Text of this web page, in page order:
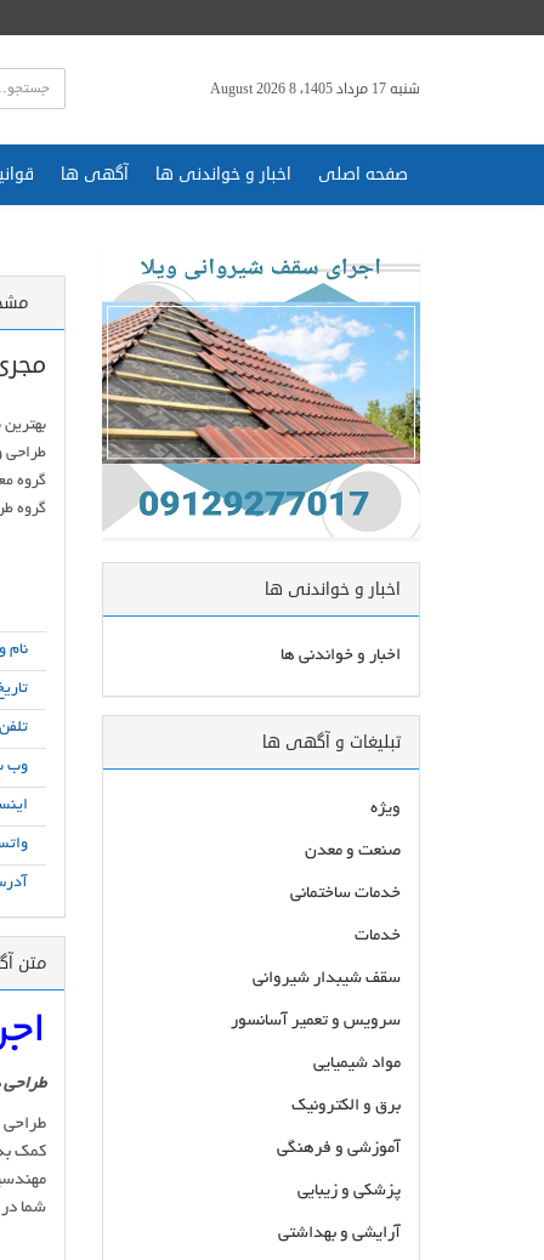
شنبه 17 مرداد 1405، 8 August 2026
صفحه اصلی اخبار و خواندنی ها آگهی ها
گروه
نام
وب
متن
طراحی
کمک
شما
اخبار و خواندنی ها
اخبار و خواندنی ها
تبلیغات و آگهی ها
ویژه
صنعت و معدن
خدمات ساختمانی
خدمات
سقف شیبدار شیروانی
سرویس و تعمیر آسانسور
مواد شیمیایی
برق و الکترونیک
آموزشی و فرهنگی
پزشکی و زیبایی
آرایشی و بهداشتی